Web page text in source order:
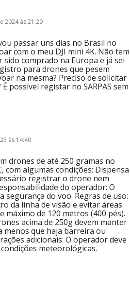
2024 às 21:29
passar uns dias no Brasil no
com o meu DJI mini 4K. Não tem
sido comprado na Europa e já sei
para drones que pesem
na mesma? Preciso de solicitar
possível registar no SARPAS sem
às 14:40
drones de até 250 gramas no
com algumas condições: Dispensa
registrar o drone nem
do operador: O
segurança do voo. Regras de uso:
da linha de visão e evitar áreas
máximo de 120 metros (400 pés).
acima de 250g devem manter
menos que haja barreira ou
adicionais: O operador deve
meteorológicas.